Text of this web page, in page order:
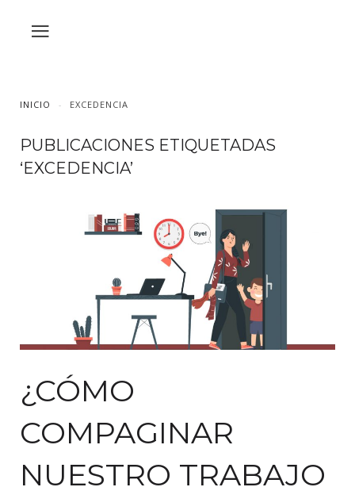
INICIO EXCEDENCIA
PUBLICACIONES ETIQUETADAS
‘EXCEDENCIA’
¿CÓMO
COMPAGINAR
NUESTRO TRABAJO